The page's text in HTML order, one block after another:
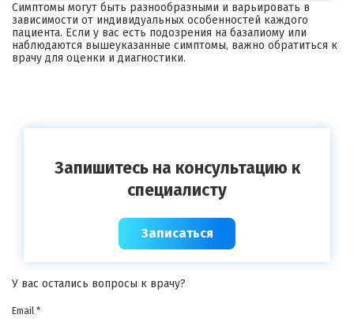
Симптомы могут быть разнообразными и варьировать в
зависимости от индивидуальных особенностей каждого
пациента. Если у вас есть подозрения на базалиому или
наблюдаются вышеуказанные симптомы, важно обратиться к
врачу для оценки и диагностики.
Запишитесь на консультацию к
специалисту
Записаться
У вас остались вопросы к врачу?
Email *